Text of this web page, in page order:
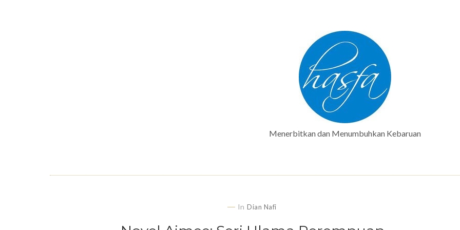
Menerbitkan dan Menumbuhkan Kebaruan
In Dian Nafi